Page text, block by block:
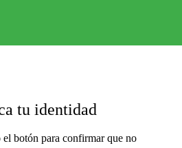
tu identidad
botón para confirmar que no